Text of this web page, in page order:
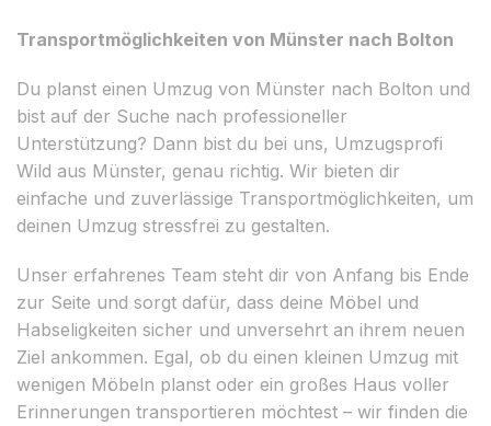
Transportmöglichkeiten von Münster nach Bolton
Du planst einen Umzug von Münster nach Bolton und
bist auf der Suche nach professioneller
Unterstützung? Dann bist du bei uns, Umzugsprofi
Wild aus Münster, genau richtig. Wir bieten dir
einfache und zuverlässige Transportmöglichkeiten, um
deinen Umzug stressfrei zu gestalten.
Unser erfahrenes Team steht dir von Anfang bis Ende
zur Seite und sorgt dafür, dass deine Möbel und
Habseligkeiten sicher und unversehrt an ihrem neuen
Ziel ankommen. Egal, ob du einen kleinen Umzug mit
wenigen Möbeln planst oder ein großes Haus voller
Erinnerungen transportieren möchtest – wir finden die